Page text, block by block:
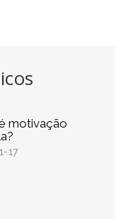
motivação
17